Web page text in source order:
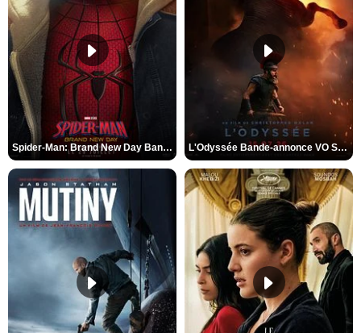
Spider-Man: Brand New Day Bande-annonce VO STFR L'Odyssée Bande-annonce VO STFR